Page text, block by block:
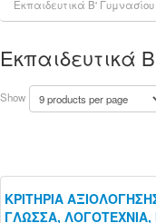
Εκπαιδευτικά Β' Γυμνασίου
Εκπαιδευτικά
Show
ΚΡΙΤΗΡΙΑ
ΓΛΩΣΣΑ, ΛΟΓΟΤΕΧΝΙΑ,